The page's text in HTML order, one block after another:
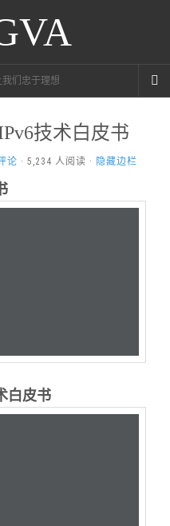
们忠于理想
技术白皮书
论 · 5,234 人阅读 · 隐藏边栏
白皮书